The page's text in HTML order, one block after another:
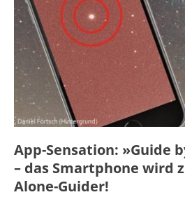
App-Sensation: »Guide
– das Smartphone wird
Alone-Guider!